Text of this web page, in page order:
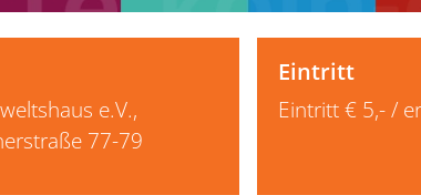
e.V.,
77-79
Eintritt
Eintritt € 5,- /